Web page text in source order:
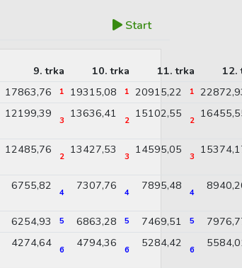
Start
9. trka 10. trka 11. trka
12.
17863,76 1 19315,08 1 20915,22 1
12199,39
3
13636,41
2
15102,55
2
12485,76
2
13427,53
3
14595,05
3
6755,82
4
7307,76
4
7895,48
4
6254,93 5 6863,28 5 7469,51 5
4274,64
6
4794,36
6
5284,42
6